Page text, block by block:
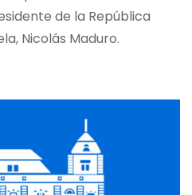
de la República
Nicolás Maduro.